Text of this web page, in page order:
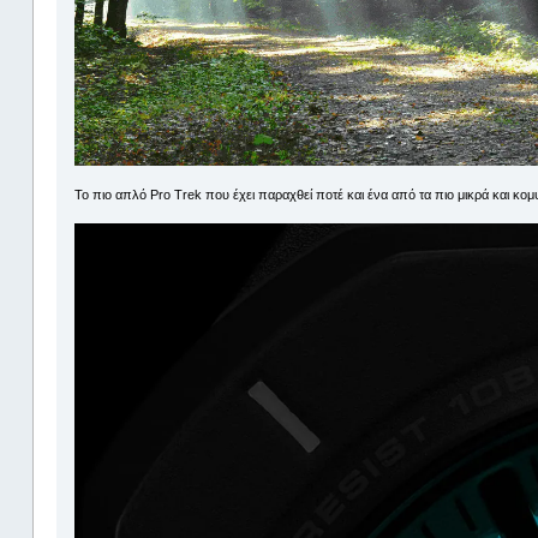
To πιο απλό Pro Trek που έχει παραχθεί ποτέ και ένα από τα πιο μικρά και